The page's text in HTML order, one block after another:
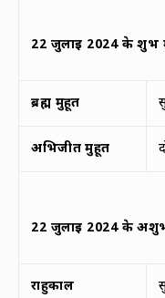
22 जुलाई 2024 के शुभ
ब्रह्म मुहूर्त
अभिजीत मुहूर्त
22 जुलाई 2024 केअशुभ
राहुकाल